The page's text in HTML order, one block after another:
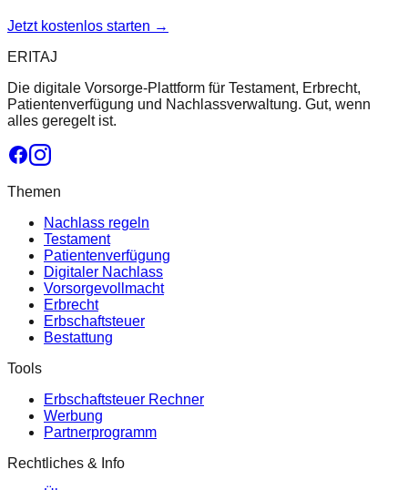
Jetzt kostenlos starten →
ERITAJ
Die digitale Vorsorge-Plattform für Testament, Erbrecht,
Patientenverfügung und Nachlassverwaltung. Gut, wenn
alles geregelt ist.
Themen
Nachlass regeln
Testament
Patientenverfügung
Digitaler Nachlass
Vorsorgevollmacht
Erbrecht
Erbschaftsteuer
Bestattung
Tools
Erbschaftsteuer Rechner
Werbung
Partnerprogramm
Rechtliches & Info